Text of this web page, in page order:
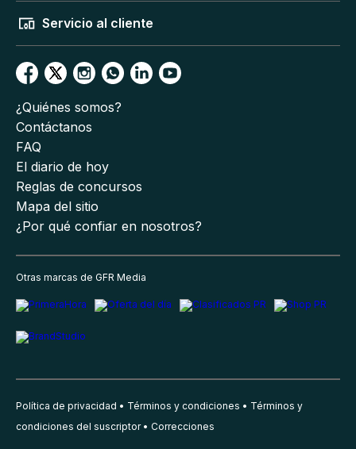
Servicio al cliente
¿Quiénes somos?
Contáctanos
FAQ
El diario de hoy
Reglas de concursos
Mapa del sitio
¿Por qué confiar en nosotros?
Otras marcas de GFR Media
Política de privacidad Términos y condiciones
Términos y
condiciones del suscriptor
Correcciones